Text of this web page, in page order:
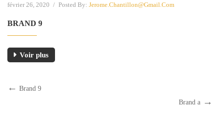
février 26, 2020 / Posted By: Jerome.chantillon@gmail.com
BRAND 9
Voir plus
Brand 9
Brand a